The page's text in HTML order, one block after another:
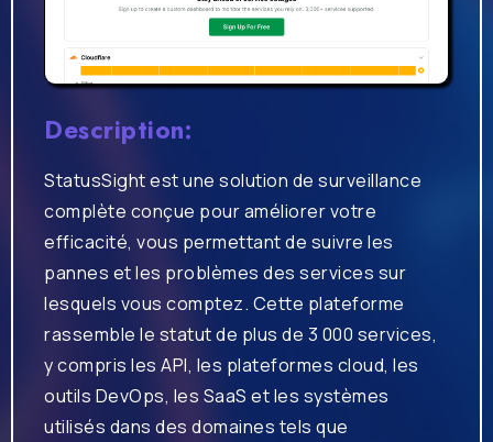
Description:
StatusSight est une solution de surveillance
complète conçue pour améliorer votre
efficacité, vous permettant de suivre les
pannes et les problèmes des services sur
lesquels vous comptez. Cette plateforme
rassemble le statut de plus de 3 000 services,
y compris les API, les plateformes cloud, les
outils DevOps, les SaaS et les systèmes
utilisés dans des domaines tels que